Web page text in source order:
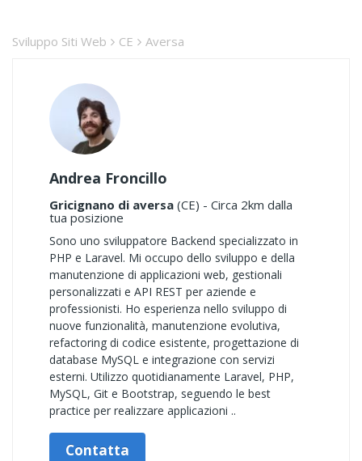
Sviluppo Siti Web CE Aversa
Andrea Froncillo
Gricignano di aversa (CE) - Circa 2km dalla
tua posizione
Sono uno sviluppatore Backend specializzato in
PHP e Laravel. Mi occupo dello sviluppo e della
manutenzione di applicazioni web, gestionali
personalizzati e API REST per aziende e
professionisti. Ho esperienza nello sviluppo di
nuove funzionalità, manutenzione evolutiva,
refactoring di codice esistente, progettazione di
database MySQL e integrazione con servizi
esterni. Utilizzo quotidianamente Laravel, PHP,
MySQL, Git e Bootstrap, seguendo le best
practice per realizzare applicazioni ..
Contatta